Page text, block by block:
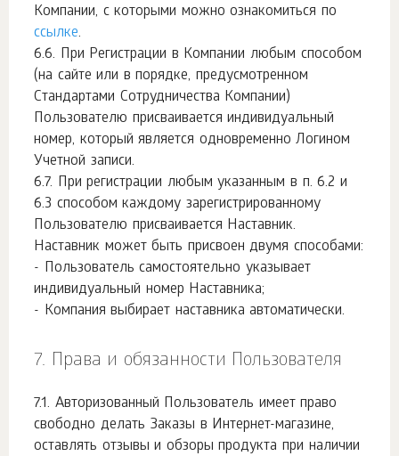
Компании, с которыми можно ознакомиться по
ссылке.
При Регистрации в Компании любым способом
(на сайте или в порядке, предусмотренном
Стандартами Сотрудничества Компании)
Пользователю присваивается индивидуальный
номер, который является одновременно Логином
Учетной записи.
При регистрации любым указанным в п. 6.2 и
6.3 способом каждому зарегистрированному
Пользователю присваивается Наставник.
Наставник может быть присвоен двумя способами:
- Пользователь самостоятельно указывает
индивидуальный номер Наставника;
- Компания выбирает наставника автоматически.
Права и обязанности Пользователя
Авторизованный Пользователь имеет право
свободно делать Заказы в Интернет-магазине,
оставлять отзывы и обзоры продукта при наличии